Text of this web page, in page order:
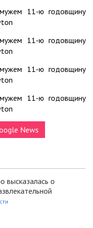
11-ю годовщину
11-ю годовщину
11-ю годовщину
11-ю годовщину
News
высказалась о